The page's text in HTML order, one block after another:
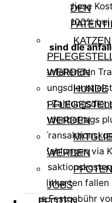
DEN
KATZEN
WERDEN
HUNDE
WERDEN
WERDEN
JOBS
entfallen diese
landet zu 100%
Wie hoch sind die
Die anfallenden
Beim
Spendenbetrags
als
Bei Zahlungen
Kreditkarten
eine Festgebühr